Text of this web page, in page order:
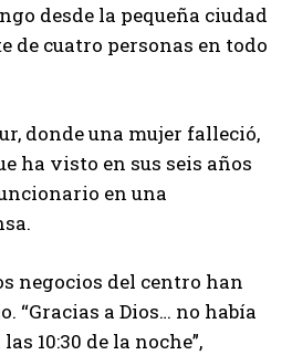
desde la pequeña ciudad
de cuatro personas en todo
donde una mujer falleció,
ha visto en sus seis años
en una
negocios del centro han
“Gracias a Dios… no había
10:30 de la noche”,